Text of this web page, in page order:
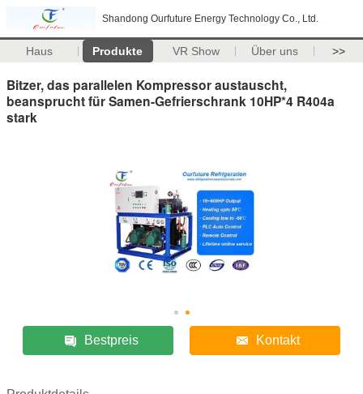
Shandong Ourfuture Energy Technology Co., Ltd.
Haus Produkte VR Show Über uns >>
Bitzer, das parallelen Kompressor austauscht,
beansprucht für Samen-Gefrierschrank 10HP*4 R404a
stark
Bestpreis Kontakt